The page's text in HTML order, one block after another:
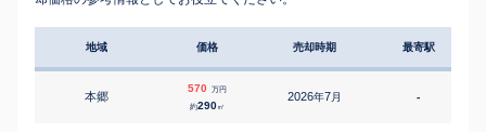
地域 価格 売却時期 最寄駅
本郷
570 万円
約290㎡
2026年7月 -